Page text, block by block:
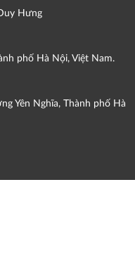
Hưng
phố Hà Nội, Việt Nam.
Yên Nghĩa, Thành phố Hà